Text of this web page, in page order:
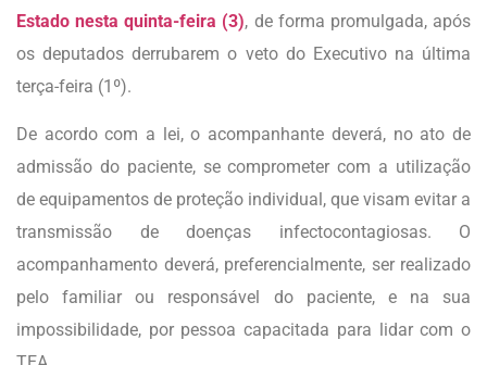
Estado nesta quinta-feira (3), de forma promulgada, após
os deputados derrubarem o veto do Executivo na última
terça-feira (1º).
De acordo com a lei, o acompanhante deverá, no ato de
admissão do paciente, se comprometer com a utilização
de equipamentos de proteção individual, que visam evitar a
transmissão de doenças infectocontagiosas. O
acompanhamento deverá, preferencialmente, ser realizado
pelo familiar ou responsável do paciente, e na sua
impossibilidade, por pessoa capacitada para lidar com o